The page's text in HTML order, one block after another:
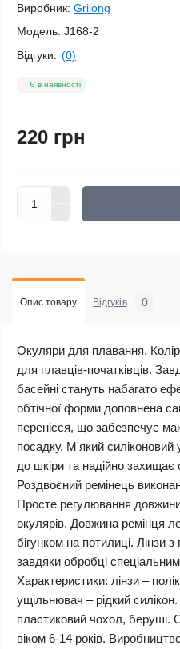
Виробник: Grilong
Модель: J168-2
Відгуки: (0)
Є в наявності
220 грн
Опис товару Відгуків 0
Окуляри для плавання. Колір
для плавців-початківців.
басейні стануть набагато
обтічної форми доповнена
перенісся, що забезпечує
посадку. М'який
до шкіри та надійно захищає
Роздвоєний ремінець
Просте регулювання довжини
окулярів. Довжина ремінця
бігунком на потилиці. Лінзи
завдяки обробці
Характеристики: лінзи –
ущільнювач – рідкий
пластиковий чохол, беруші.
віком 6-14 років.